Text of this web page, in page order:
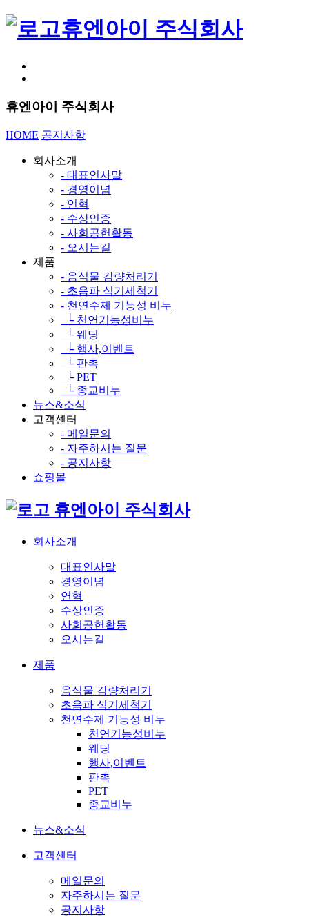
휴엔아이 주식회사
휴엔아이 주식회사
HOME 공지사항
회사소개
- 대표인사말
- 경영이념
- 연혁
- 수상인증
- 사회공헌활동
- 오시는길
제품
- 음식물 감량처리기
- 초음파 식기세척기
- 천연수제 기능성 비누
└ 천연기능성비누
└ 웨딩
└ 행사,이벤트
└ 판촉
└ PET
└ 종교비누
뉴스&소식
고객센터
- 메일문의
- 자주하시는 질문
- 공지사항
쇼핑몰
휴엔아이 주식회사
회사소개
대표인사말
경영이념
연혁
수상인증
사회공헌활동
오시는길
제품
음식물 감량처리기
초음파 식기세척기
천연수제 기능성 비누
천연기능성비누
웨딩
행사,이벤트
판촉
PET
종교비누
뉴스&소식
고객센터
메일문의
자주하시는 질문
공지사항